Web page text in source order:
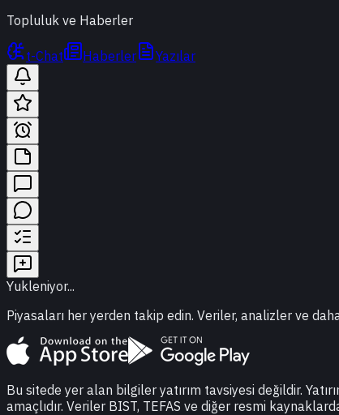
Topluluk ve Haberler
t-Chat Haberler Yazılar
Yukleniyor...
Piyasaları her yerden takip edin. Veriler, analizler ve
Bu sitede yer alan bilgiler yatırım tavsiyesi değildir.
amaçlıdır. Veriler BIST, TEFAS ve diğer resmi